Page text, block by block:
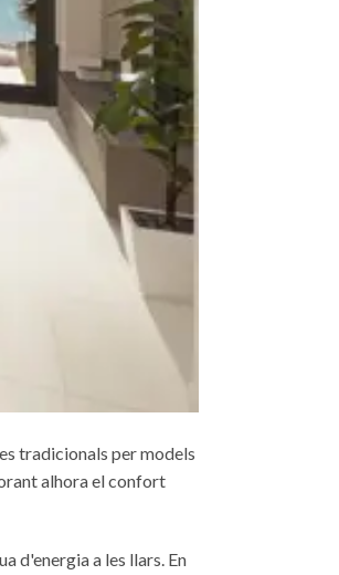
tradicionals per models
alhora el confort
d'energia a les llars. En